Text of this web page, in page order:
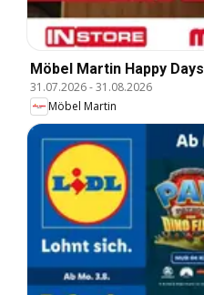
Möbel Martin Happy Days
31.07.2026-31.08.2026
Möbel Martin